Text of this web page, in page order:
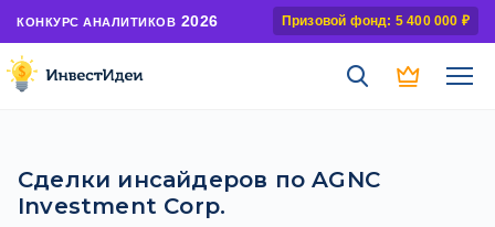
КОНКУРС АНАЛИТИКОВ 2026 Призовой фонд: 5 400 000 ₽
Сделки инсайдеров по AGNC
Investment Corp.